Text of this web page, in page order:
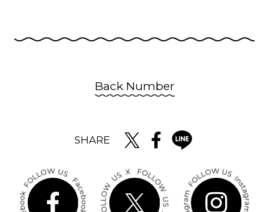
Back Number
SHARE